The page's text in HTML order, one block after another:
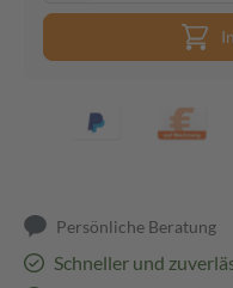
Persönliche Beratung
Schneller und